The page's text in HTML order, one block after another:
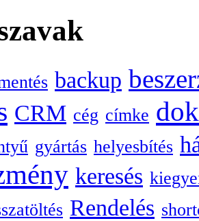
backup
CRM cég címke
gyártás helyesbítés
keresés
Rendelés